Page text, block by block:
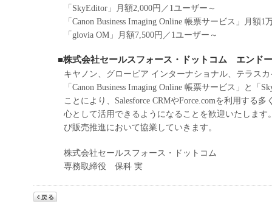
「SkyEditor」月額2,000円／1ユーザー～
「Canon Business Imaging Online 帳票サービス」月額
「glovia OM」月額7,500円／1ユーザー～
■株式会社セールスフォース・ドットコム エンド
キヤノン、グロービア インターナショナル、テラス
「Canon Business Imaging Online 帳票サービス」と
ことにより、Salesforce CRMやForce.comを利用する
心として活用できるようになることを歓迎いたしま
び販売推進において協業していきます。
株式会社セールスフォース・ドットコム
専務取締役 保科 実